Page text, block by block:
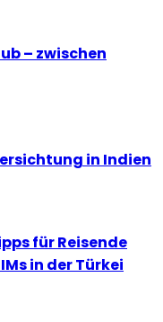
– zwischen
in Indien
für Reisende
in der Türkei